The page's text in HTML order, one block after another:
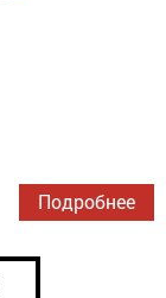
Подробнее